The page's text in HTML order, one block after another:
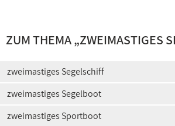
ZUM THEMA „ZWEIMASTIGES
zweimastiges Segelschiff
zweimastiges Segelboot
zweimastiges Sportboot